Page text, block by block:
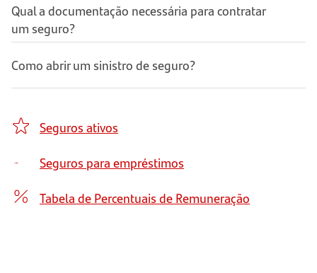
Qual a documentação necessária para contratar
um seguro?
Como abrir um sinistro de seguro?
Seguros ativos
Seguros para empréstimos
Tabela de Percentuais de Remuneração